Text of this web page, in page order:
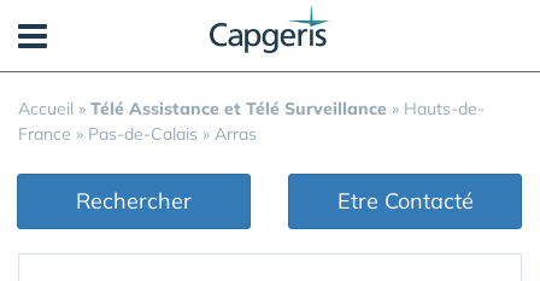
Accueil » Télé Assistance et Télé Surveillance » Hauts-de-
France » Pas-de-Calais » Arras
Rechercher Etre Contacté